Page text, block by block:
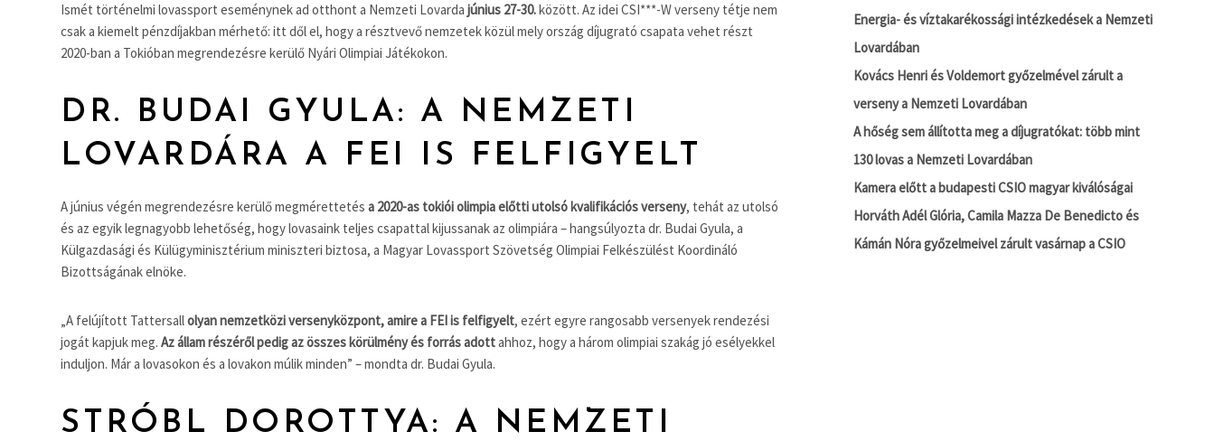
Ismét történelmi lovassport eseménynek ad otthont a Nemzeti Lovarda június 27-30.között. Az idei CSI***-W verseny tétje nem
csak a kiemelt pénzdíjakban mérhető: itt dől el, hogy a résztvevő nemzetek közül mely ország díjugrató csapata vehet részt
2020-ban a Tokióban megrendezésre kerülő Nyári Olimpiai Játékokon.
DR. BUDAI GYULA: A NEMZETI
LOVARDÁRA A FEI IS FELFIGYELT
A június végén megrendezésre kerülő megmérettetés a 2020-as tokiói olimpia előtti utolsó kvalifikációs verseny, tehát az utolsó
és az egyik legnagyobb lehetőség, hogy lovasaink teljes csapattal kijussanak az olimpiára – hangsúlyozta dr. Budai Gyula, a
Külgazdasági és Külügyminisztérium miniszteri biztosa, a Magyar Lovassport Szövetség Olimpiai Felkészülést Koordináló
Bizottságának elnöke.
„A felújított Tattersallolyan nemzetközi versenyközpont, amire a FEI is felfigyelt, ezért egyre rangosabb versenyek rendezési
jogát kapjuk meg. Az állam részéről pedig az összes körülmény és forrás adottahhoz, hogy a három olimpiai szakág jó esélyekkel
induljon. Már a lovasokon és a lovakon múlik minden” – mondta dr. Budai Gyula.
STRÓBL DOROTTYA: A NEMZETI
Energia- és víztakarékossági intézkedések a Nemzeti
Lovardában
Kovács Henri és Voldemort győzelmével zárult a
verseny a Nemzeti Lovardában
A hőség sem állította meg a díjugratókat: több mint
130 lovas a Nemzeti Lovardában
Kamera előtt a budapesti CSIO magyar kiválóságai
Horváth Adél Glória, Camila Mazza De Benedicto és
Kámán Nóra győzelmeivel zárult vasárnap a CSIO